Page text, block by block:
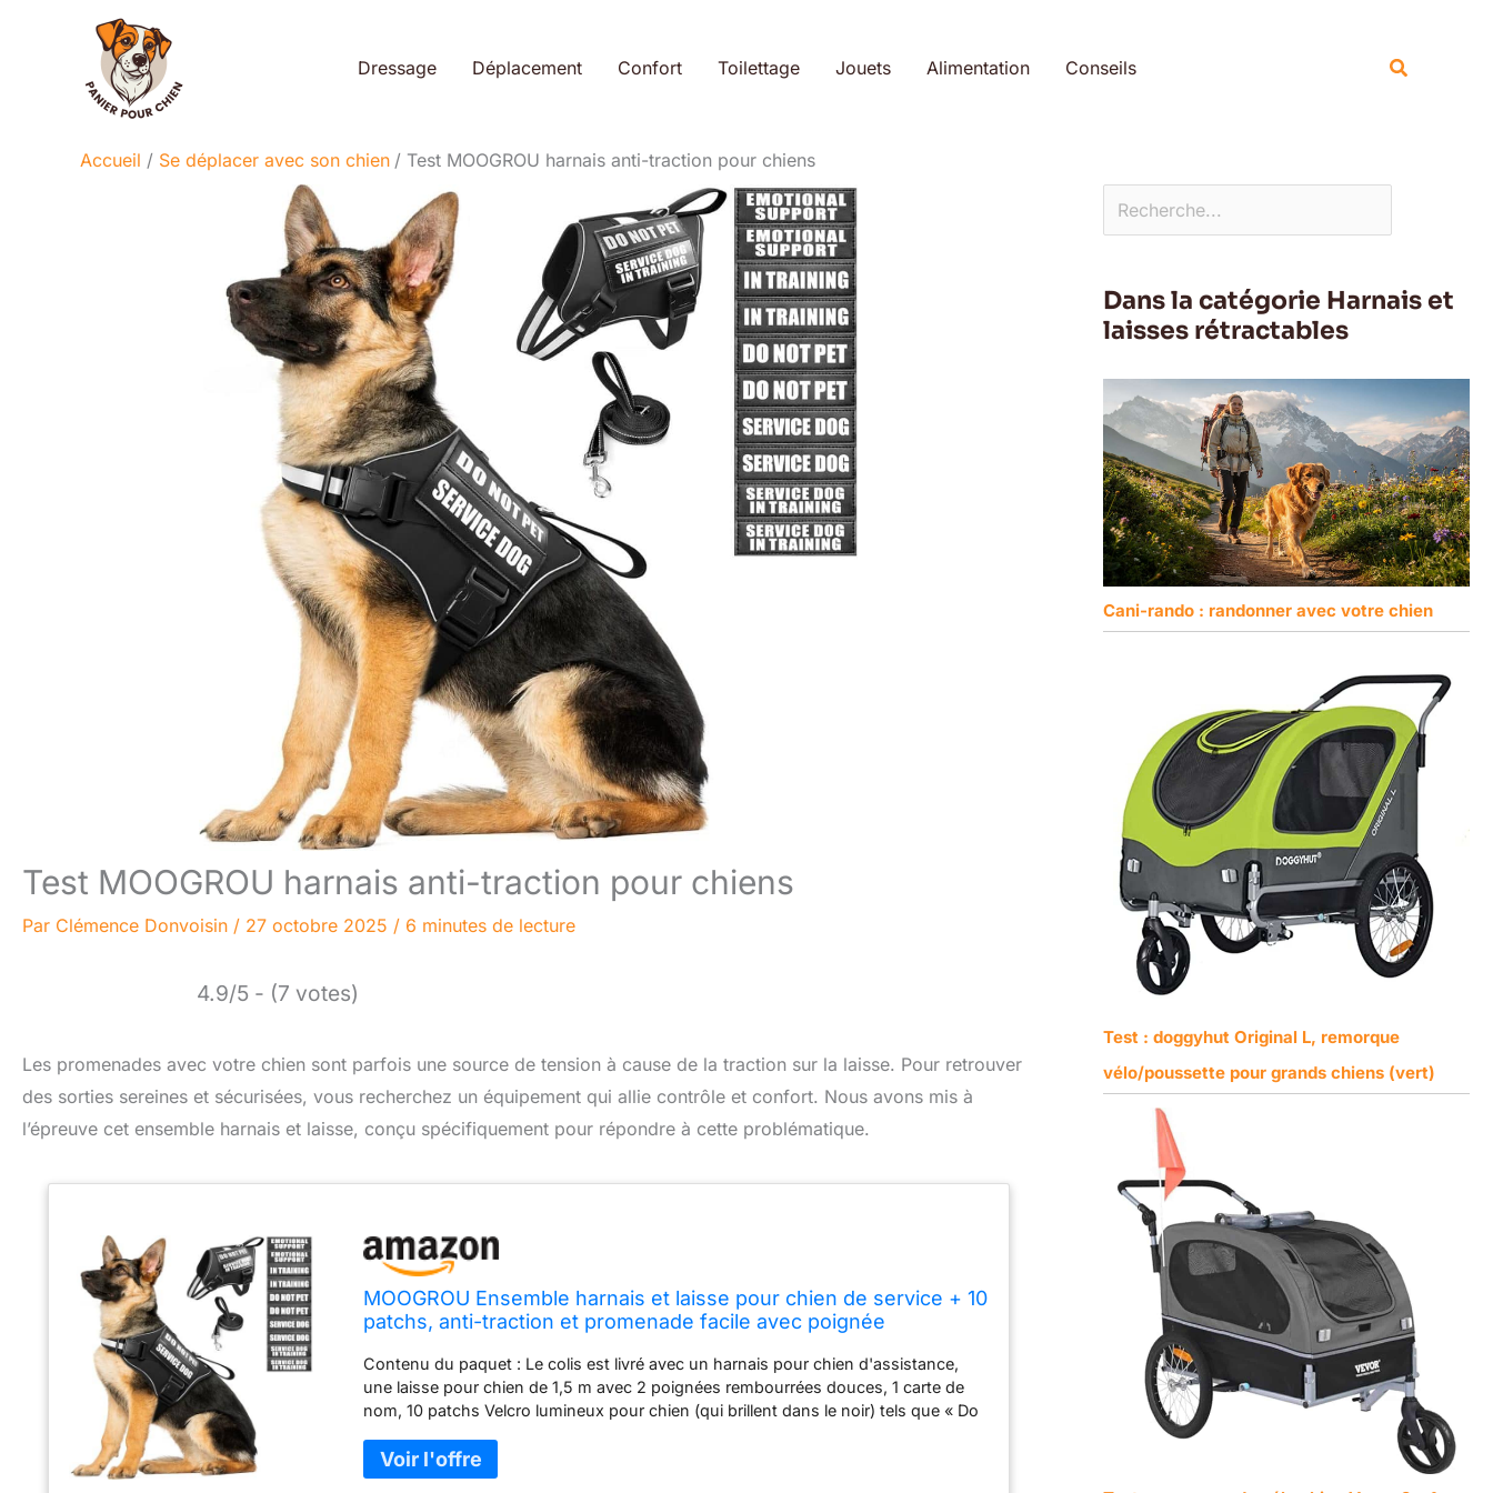
Dressage Déplacement Confort Toilettage Jouets Alimentation Conseils
Accueil Se déplacer avec son chien Test MOOGROU harnais anti-traction pour chiens
Test MOOGROU harnais anti-traction pour chiens
Par Clémence Donvoisin / 27 octobre 2025 / 6 minutes de lecture
4.9/5 - (7 votes)
Les promenades avec votre chien sont parfois une source de tension à cause de la traction sur la laisse. Pour retrouver
des sorties sereines et sécurisées, vous recherchez un équipement qui allie contrôle et confort. Nous avons mis à
l’épreuve cet ensemble harnais et laisse, conçu spécifiquement pour répondre à cette problématique.
MOOGROU Ensemble harnais et laisse pour chien de service + 10
patchs, anti-traction et promenade facile avec poignée
chiens de petite, moyenne
Contenu du paquet : Le colis est livré avec un harnais pour chien d'assistance,
une laisse pour chien de 1,5 m avec 2 poignées rembourrées douces, 1 carte de
nom, 10 patchs Velcro lumineux pour chien (qui brillent dans le noir) tels que « Do
Soutien émotionnel ». Vous pouvez remplir les informations de votre chien sur la
carte et coller 4 patchs à la fois pour exprimer la personnalité, l'humeur de votre
Dans la catégorie Harnais et
laisses rétractables
Cani-rando : randonner avec votre chien
Test : doggyhut Original L, remorque
vélo/poussette pour grands chiens (vert)